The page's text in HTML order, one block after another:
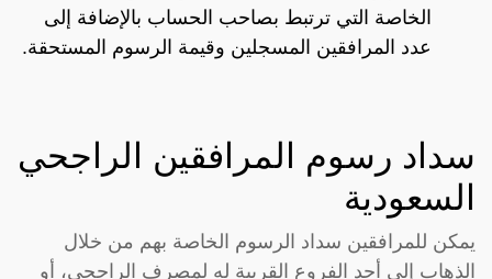
الخاصة التي ترتبط بصاحب الحساب بالإضافة إلى
عدد المرافقين المسجلين وقيمة الرسوم المستحقة.
سداد رسوم المرافقين الراجحي
السعودية
يمكن للمرافقين سداد الرسوم الخاصة بهم من خلال
الذهاب إلى أحد الفروع القريبة له لمصرف الراجحي، أو